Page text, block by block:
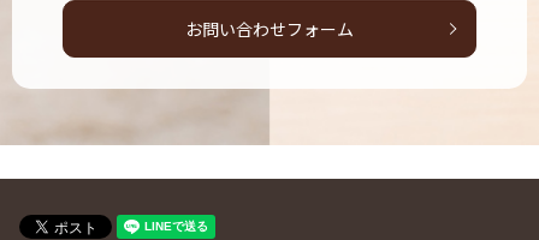
お問い合わせフォーム